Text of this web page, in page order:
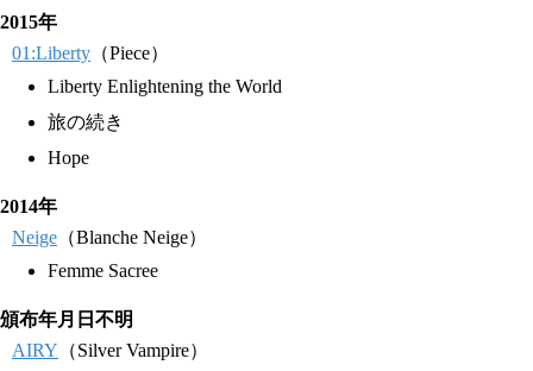
2015年
01:Liberty （Piece）
Liberty Enlightening the World
旅の続き
Hope
2014年
Neige （Blanche Neige）
Femme Sacree
頒布年月日不明
AIRY （Silver Vampire）